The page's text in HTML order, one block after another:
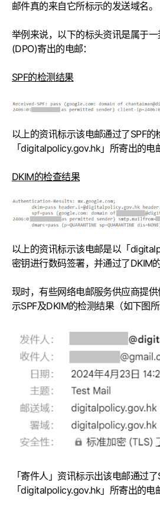
邮件真的来自它所标示的发送域名。
举例来说，以下的标头资讯是属于
(DPO)寄出的电邮：
SPF的检测结果
以上的资讯标示该电邮通过了SPF的
「digitalpolicy.gov.hk」所寄出的电
DKIM的检查结果
以上的资讯标示该电邮是以「
密钥进行数码签署，并通过了DKIM的
现时，有些网络电邮服务供应商提
示SPF及DKIM的检测结果（如下图所
「寄件人」资讯标示出该电邮通过
「digitalpolicy.gov.hk」所寄出的电